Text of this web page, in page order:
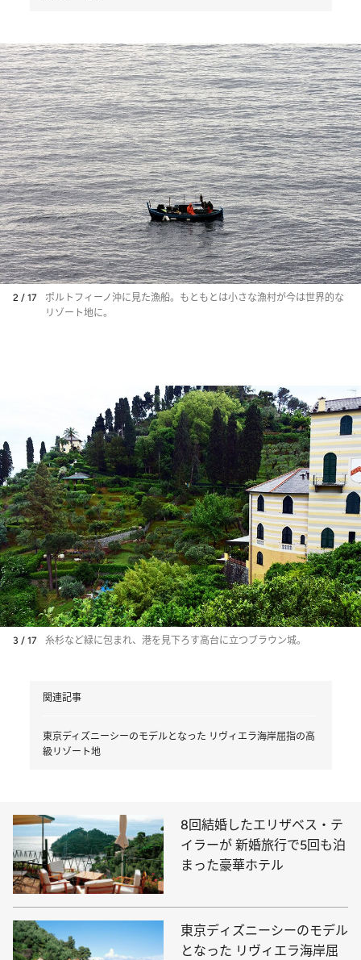
2 / 17
ポルトフィーノ沖に見た漁船。もともとは小さな漁村が今は世界的な
リゾート地に。
3 / 17 糸杉など緑に包まれ、港を見下ろす高台に立つブラウン城。
関連記事
東京ディズニーシーのモデルとなった リヴィエラ海岸屈指の高
級リゾート地
8回結婚したエリザベス・テ
イラーが 新婚旅行で5回も泊
まった豪華ホテル
東京ディズニーシーのモデル
となった リヴィエラ海岸屈